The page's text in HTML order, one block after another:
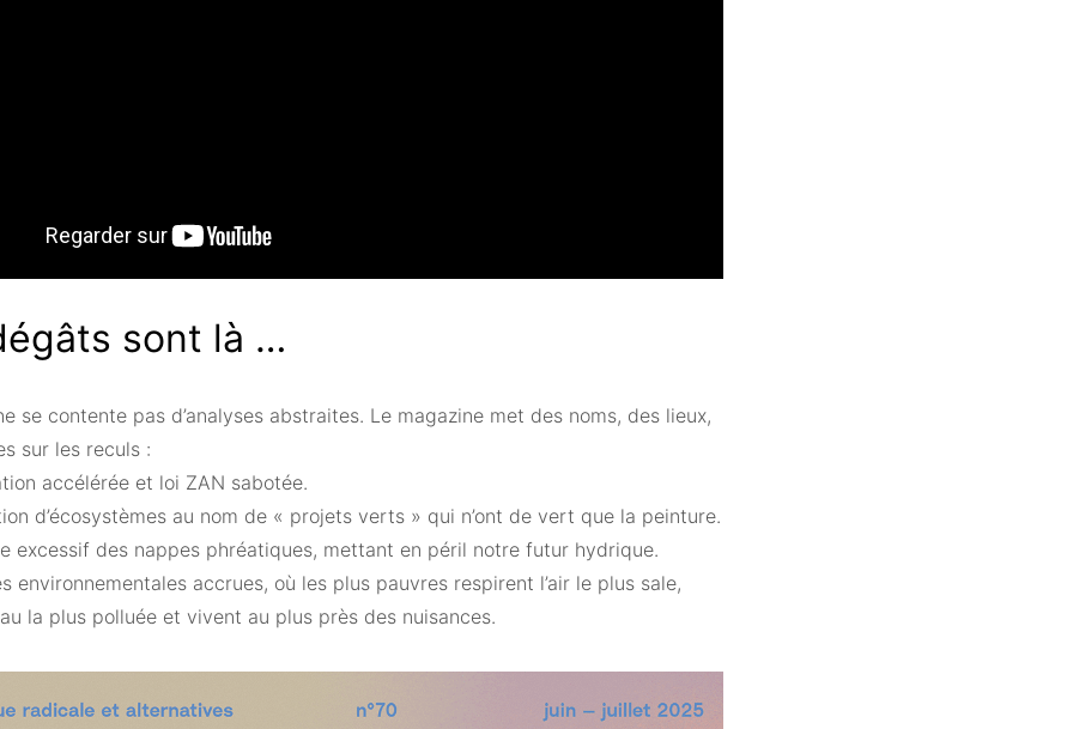
sont là …
se contente pas d’analyses abstraites. Le magazine met des noms, des lieux,
sur les reculs :
accélérée et loi ZAN sabotée.
d’écosystèmes au nom de « projets verts » qui n’ont de vert que la peinture.
excessif des nappes phréatiques, mettant en péril notre futur hydrique.
environnementales accrues, où les plus pauvres respirent l’air le plus sale,
la plus polluée et vivent au plus près des nuisances.